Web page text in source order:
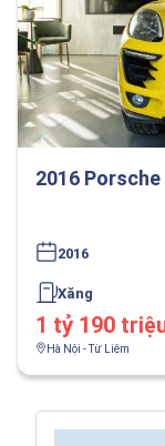
2016 Porsche
2016
Xăng
1 tỷ 190
Hà Nội - Từ Liêm